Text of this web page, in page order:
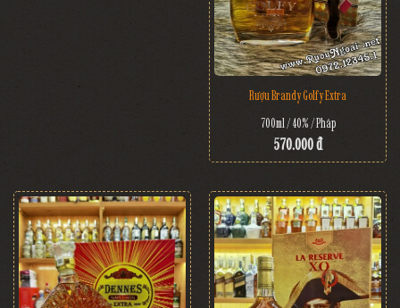
Rượu Brandy Golfy Extra
700ml / 40% / Pháp
570.000 đ